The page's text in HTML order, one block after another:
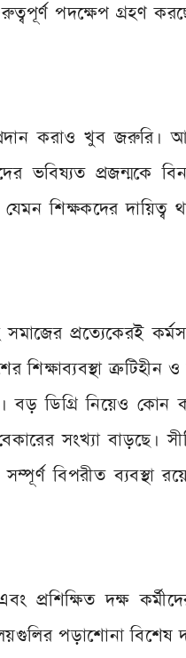
পদক্ষেপ গ্রহণ
করাও খুব জরুরি।
ভবিষ্যত প্রজন্মকে
শিক্ষকদের
প্রত্যেকেরই
শিক্ষাব্যবস্থা
ডিগ্রি নিয়েও কোন
সংখ্যা বাড়ছে।
বিপরীত ব্যবস্থা
প্রশিক্ষিত দক্ষ
পড়াশোনা